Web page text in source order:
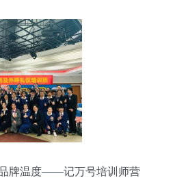
牌温度——记万号培训师营